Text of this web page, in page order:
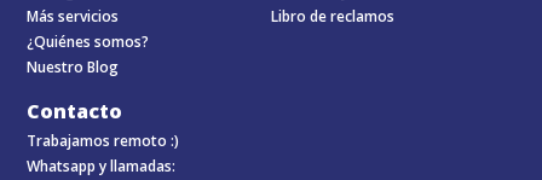
Más servicios
¿Quiénes somos?
Nuestro Blog
Libro de reclamos
Contacto
Trabajamos remoto :)
Whatsapp y llamadas: